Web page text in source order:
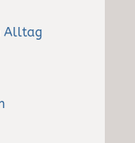
Alltag